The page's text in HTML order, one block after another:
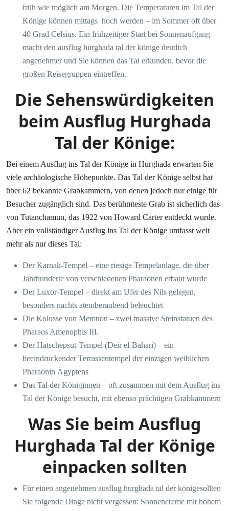
früh wie möglich am Morgen. Die Temperaturen im Tal der
Könige können mittags hoch werden – im Sommer oft über
40 Grad Celsius. Ein frühzeitiger Start bei Sonnenaufgang
macht den ausflug hurghada tal der könige deutlich
angenehmer und Sie können das Tal erkunden, bevor die
großen Reisegruppen eintreffen.
Die Sehenswürdigkeiten
beim Ausflug Hurghada
Tal der Könige:
Bei einem Ausflug ins Tal der Könige in Hurghada erwarten Sie
viele archäologische Höhepunkte. Das Tal der Könige selbst hat
über 62 bekannte Grabkammern, von denen jedoch nur einige für
Besucher zugänglich sind. Das berühmteste Grab ist sicherlich das
von Tutanchamun, das 1922 von Howard Carter entdeckt wurde.
Aber ein vollständiger Ausflug ins Tal der Könige umfasst weit
mehr als nur dieses Tal:
Der Karnak-Tempel – eine riesige Tempelanlage, die über
Jahrhunderte von verschiedenen Pharaonen erbaut wurde
Der Luxor-Tempel – direkt am Ufer des Nils gelegen,
besonders nachts atemberaubend beleuchtet
Die Kolosse von Memnon – zwei massive Steinstatuen des
Pharaos Amenophis III.
Der Hatschepsut-Tempel (Deir el-Bahari) – ein
beeindruckender Terrassentempel der einzigen weiblichen
Pharaonin Ägyptens
Das Tal der Königinnen – oft zusammen mit dem Ausflug ins
Tal der Könige besucht, mit ebenso prächtigen Grabkammern
Was Sie beim Ausflug
Hurghada Tal der Könige
einpacken sollten
Für einen angenehmen ausflug hurghada tal der königesollten
Sie folgende Dinge nicht vergessen: Sonnencreme mit hohem